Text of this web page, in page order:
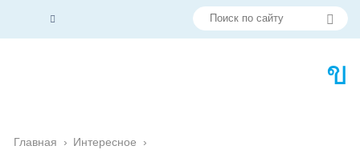
Главная › Интересное ›